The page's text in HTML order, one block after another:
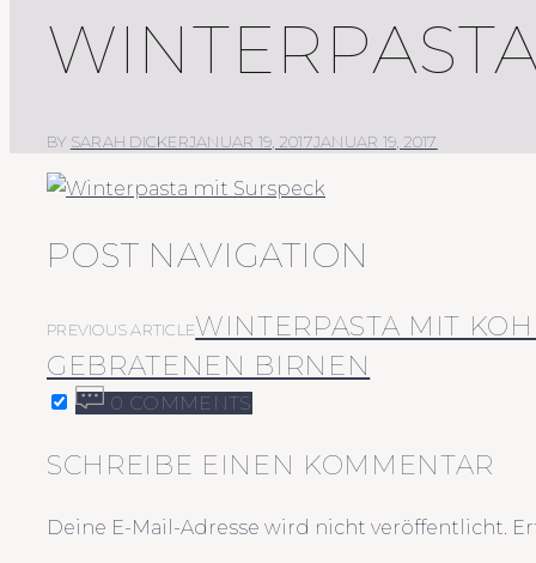
BY SARAH DICKERJANUAR 19, 2017JANUAR 19, 2017
POST NAVIGATION
PREVIOUS ARTICLEWINTERPASTA MIT
GEBRATENEN BIRNEN
0 COMMENTS
SCHREIBE EINEN KOMMENTAR
Deine E-Mail-Adresse wird nicht veröffentlicht.